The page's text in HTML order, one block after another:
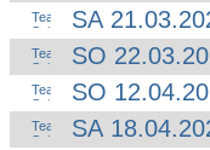
SA
SO
SO
SA